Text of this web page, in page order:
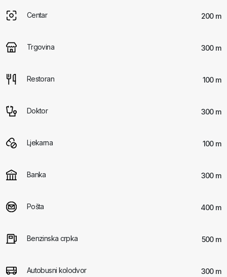
Centar 200 m
Trgovina 300 m
Restoran 100 m
Doktor 300 m
Ljekarna 100 m
Banka 300 m
Pošta 400 m
Benzinska crpka 500 m
Autobusni kolodvor 300 m